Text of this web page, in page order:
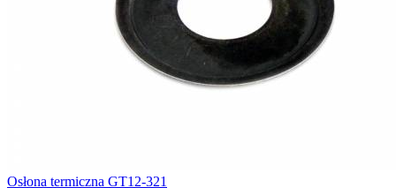
Osłona termiczna GT12-321